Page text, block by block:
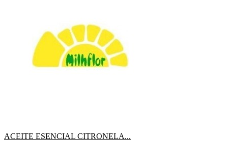
ACEITE ESENCIAL CITRONELA...